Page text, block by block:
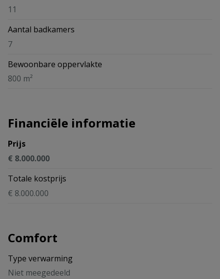
11
Aantal badkamers
7
Bewoonbare oppervlakte
800 m²
Financiële informatie
Prijs
€ 8.000.000
Totale kostprijs
€ 8.000.000
Comfort
Type verwarming
Niet meegedeeld